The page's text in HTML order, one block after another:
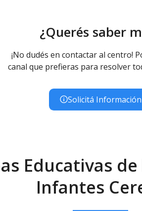
¿Querés saber
¡No dudés en contactar al centro!
canal que prefieras para resolver
Solicitá Información
Educativas
Infantes